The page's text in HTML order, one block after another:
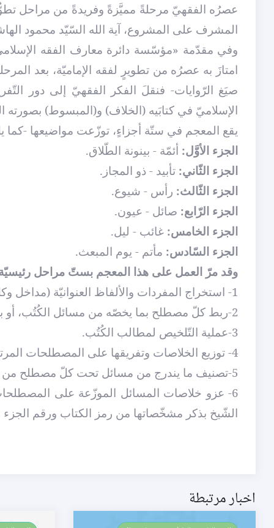
عصرُه الفقهيّ مرحلةً مميَّزةً وفريدةً من مراحل
المشرف على المشروع، آية الله السّيّد محمود
وفي مقدّمة «مؤسّسة دائرة معارف الفقه
امتازَ به عصرُه من تطويرٍ لفقه الإماميّة، بعد
صيَغ الرّوايات- فنقلَ الفكر الفقهيّ إلى دور
الإسلاميّ في كتابَيه (الخلاف) و(المبسوط) بصورته
يقع المعجم في ستّة أجزاءٍ، توزّعت مواضيعها -كما
الجزء الأوَّل: أئمّة - بينونة الطّلاق.
الجزء الثّاني: تأبيد - ذو المجاز.
الجزء الثّالث: رأس - شيوع.
الجزء الرّابع: صائل - عيون.
الجزء الخامس: غائب - ليل.
الجزء السّادس: مأتم - يوم المبعث.
وقد مرّ العمل على هذا المعجم بستّ مراحل
1- استخراج المفردات والألفاظ العنوانيّة (مداخل وكلمات مفتاحيّة).
2-ربط كلّ مصطلح بما يخصّه من مسائل الكُتُب، أو بما يتعلّق به من المصطلحات ذات الصّلة.
3-عملية التّلخيص لمطالب الكُتُب.
4- توزيع الخلاصات وتفريقها على المصطلحات المرتبطة بها، بالشّكل الذي يُؤمَن معه من تكرارها.
5-تصنيف ما يندرج من مسائل تحت كلّ مصطلح من مصطلحات المعجم الأصليّة أو ذات المسائل الكثيرة..
الشّيخ بذكر مشخّصاتها من رمز الكتاب ورقم
اخبار مرتبطة